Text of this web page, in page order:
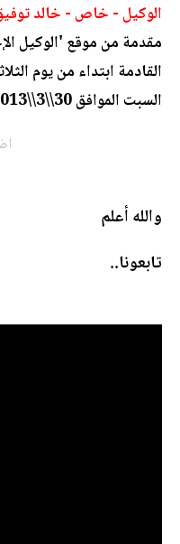
الوكيل - خاص - خالد
مقدمة من موقع 'الوكيل
السبت الموافق 30\\3\\2013.
والله أعلم
تابعونا..